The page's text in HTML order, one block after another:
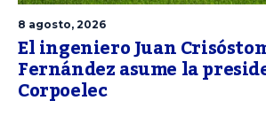
8 agosto, 2026
El ingeniero Juan
Fernández asume la
Corpoelec